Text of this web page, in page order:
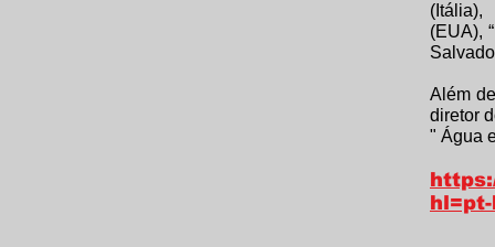
(Itália),
(EUA),
Além
diretor
" Água